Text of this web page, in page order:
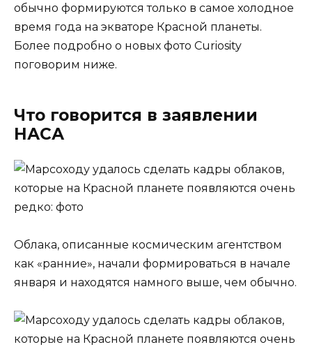
обычно формируются только в самое холодное
время года на экваторе Красной планеты.
Более подробно о новых фото Curiosity
поговорим ниже.
Что говорится в заявлении
НАСА
Облака, описанные космическим агентством
как «ранние», начали формироваться в начале
января и находятся намного выше, чем обычно.